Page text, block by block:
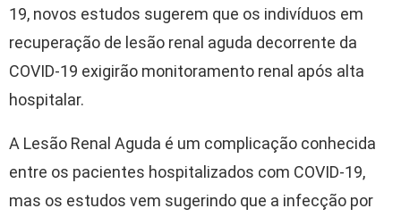
19, novos estudos sugerem que os indivíduos em
recuperação de lesão renal aguda decorrente da
COVID-19 exigirão monitoramento renal após alta
hospitalar.
A Lesão Renal Aguda é um complicação conhecida
entre os pacientes hospitalizados com COVID-19,
mas os estudos vem sugerindo que a infecção por